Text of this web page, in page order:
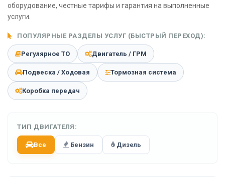
оборудование, честные тарифы и гарантия на выполненные
услуги.
ПОПУЛЯРНЫЕ РАЗДЕЛЫ УСЛУГ (БЫСТРЫЙ ПЕРЕХОД):
Регулярное ТО Двигатель / ГРМ
Подвеска / Ходовая Тормозная система
Коробка передач
ТИП ДВИГАТЕЛЯ:
Все Бензин Дизель